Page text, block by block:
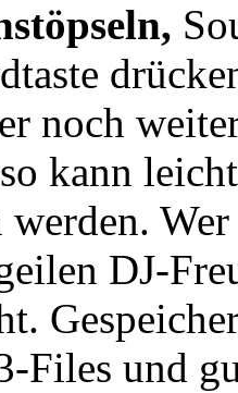
noch
kann
werden.
DJ-
Files und